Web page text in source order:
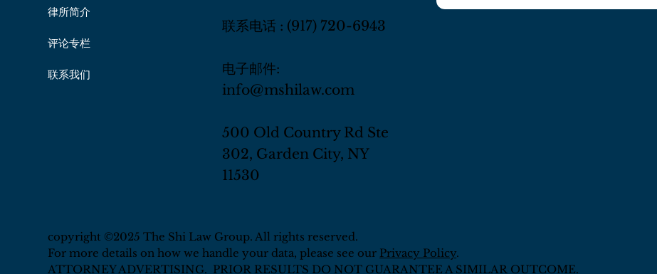
没有签署授权
律所简介
评论专栏
联系我们
联系电话 : (917) 720-6943
电子邮件:
info@mshilaw.com
500 Old Country Rd Ste
302, Garden City, NY
11530
copyright ©2025 The Shi Law Group. All rights reserved.
For more details on how we handle your data, please see our Privacy Policy.
ATTORNEY ADVERTISING. PRIOR RESULTS DO NOT GUARANTEE A SIMILAR OUTCOME.